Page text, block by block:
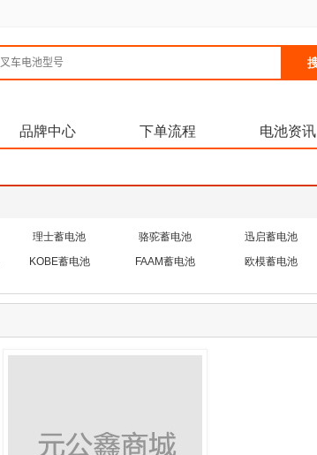
品牌中心 下单流程 电池资讯
理士蓄电池 骆驼蓄电池 迅启蓄电池
KOBE蓄电池 FAAM蓄电池 欧模蓄电池